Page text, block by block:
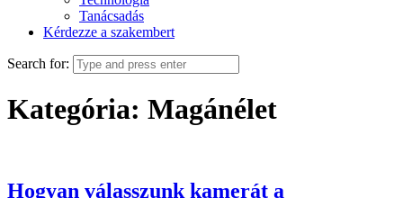
Tanácsadás
Kérdezze a szakembert
Search for:
Kategória: Magánélet
Hogyan válasszunk kamerát a